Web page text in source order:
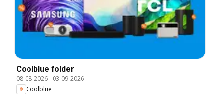
Coolblue folder
08-08-2026- 03-09-2026
Coolblue